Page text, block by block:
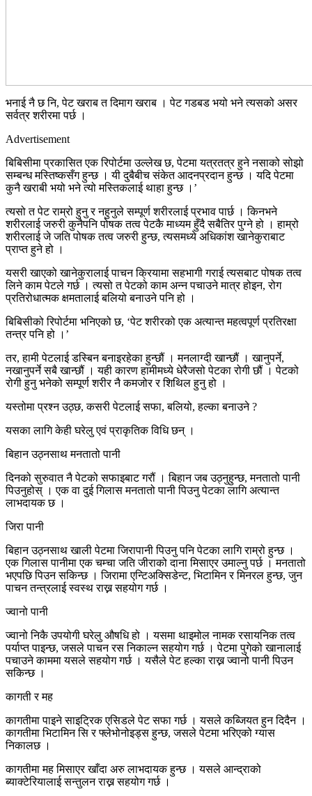
भनाई नै छ नि, पेट खराब त दिमाग खराब । पेट गडबड भयो भने त्यसको असर
सर्वत्र शरीरमा पर्छ ।
Advertisement
बिबिसीमा प्रकासित एक रिपोर्टमा उल्लेख छ, पेटमा यत्रतत्र हुने नसाको सोझो
सम्बन्ध मस्तिष्कसँग हुन्छ । यी दुबैबीच संकेत आदनप्रदान हुन्छ । यदि पेटमा
कुनै खराबी भयो भने त्यो मस्तिकलाई थाहा हुन्छ ।’
त्यसो त पेट राम्रो हुनु र नहुनुले सम्पूर्ण शरीरलाई प्रभाव पार्छ । किनभने
शरीरलाई जरुरी कुनैपनि पोषक तत्व पेटकै माध्यम हुँदै सबैतिर पुग्ने हो । हाम्रो
शरीरलाई जे जति पोषक तत्व जरुरी हुन्छ, त्यसमध्ये अधिकांश खानेकुराबाट
प्राप्त हुने हो ।
यसरी खाएको खानेकुरालाई पाचन क्रियामा सहभागी गराई त्यसबाट पोषक तत्व
लिने काम पेटले गर्छ । त्यसो त पेटको काम अन्न पचाउने मात्र होइन, रोग
प्रतिरोधात्मक क्षमतालाई बलियो बनाउने पनि हो ।
बिबिसीको रिपोर्टमा भनिएको छ, ‘पेट शरीरको एक अत्यान्त महत्वपूर्ण प्रतिरक्षा
तन्त्र पनि हो ।’
तर, हामी पेटलाई डस्बिन बनाइरहेका हुन्छौं । मनलाग्दी खान्छौं । खानुपर्ने,
नखानुपर्ने सबै खान्छौं । यही कारण हामीमध्ये धेरैजसो पेटका रोगी छौं । पेटको
रोगी हुनु भनेको सम्पूर्ण शरीर नै कमजोर र शिथिल हुनु हो ।
यस्तोमा प्रश्न उठ्छ, कसरी पेटलाई सफा, बलियो, हल्का बनाउने ?
यसका लागि केही घरेलु एवं प्राकृतिक विधि छन् ।
बिहान उठ्नसाथ मनतातो पानी
दिनको सुरुवात नै पेटको सफाइबाट गरौं । बिहान जब उठ्नुहुन्छ, मनतातो पानी
पिउनुहोस् । एक वा दुई गिलास मनतातो पानी पिउनु पेटका लागि अत्यान्त
लाभदायक छ ।
जिरा पानी
बिहान उठ्नसाथ खाली पेटमा जिरापानी पिउनु पनि पेटका लागि राम्रो हुन्छ ।
एक गिलास पानीमा एक चम्चा जति जीराको दाना मिसाएर उमाल्नु पर्छ । मनतातो
भएपछि पिउन सकिन्छ । जिरामा एन्टिअक्सिडेन्ट, भिटामिन र मिनरल हुन्छ, जुन
पाचन तन्त्रलाई स्वस्थ राख्न सहयोग गर्छ ।
ज्वानो पानी
ज्वानो निकै उपयोगी घरेलु औषधि हो । यसमा थाइमोल नामक रसायनिक तत्व
पर्याप्त पाइन्छ, जसले पाचन रस निकाल्न सहयोग गर्छ । पेटमा पुगेको खानालाई
पचाउने काममा यसले सहयोग गर्छ । यसैले पेट हल्का राख्न ज्वानो पानी पिउन
सकिन्छ ।
कागती र मह
कागतीमा पाइने साइट्रिक एसिडले पेट सफा गर्छ । यसले कब्जियत हुन दिदैन ।
कागतीमा भिटामिन सि र फ्लेभोनोइड्स हुन्छ, जसले पेटमा भरिएको ग्यास
निकालछ ।
कागतीमा मह मिसाएर खाँदा अरु लाभदायक हुन्छ । यसले आन्द्राको
ब्याक्टेरियालाई सन्तुलन राख्न सहयोग गर्छ ।